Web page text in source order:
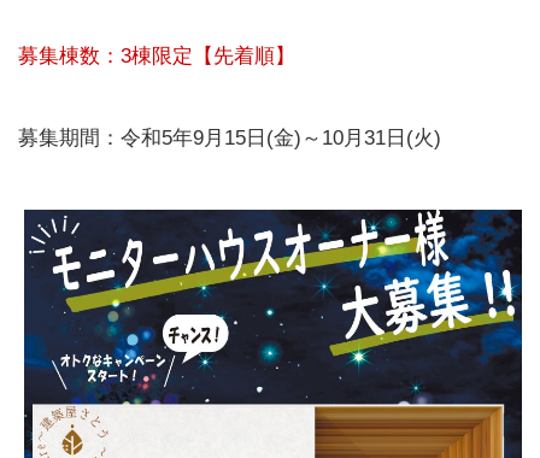
募集棟数：3棟限定【先着順】
募集期間：令和5年9月15日(金)～10月31日(火)